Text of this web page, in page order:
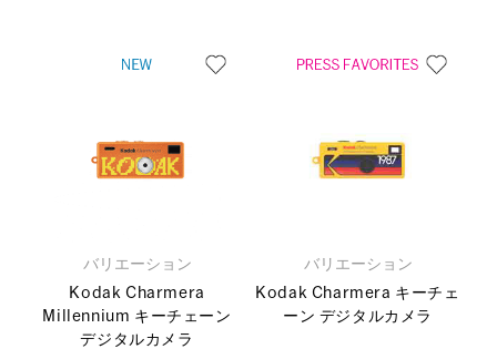
バリエーション
Kodak Charmera
Millennium キーチェーン
デジタルカメラ
バリエーション
Kodak Charmera キーチェ
ーン デジタルカメラ